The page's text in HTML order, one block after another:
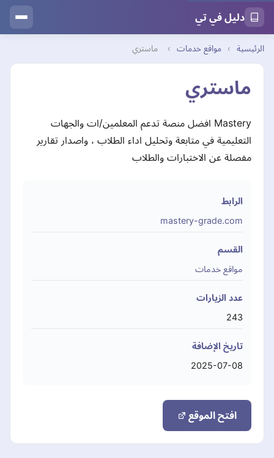
دليل في تي
الرئيسية › مواقع خدمات › ماستري
ماستري
Mastery افضل منصة تدعم المعلمين/ات والجهات
التعليمية في متابعة وتحليل اداء الطلاب ، واصدار تقارير
مفصلة عن الاختبارات والطلاب
الرابط
mastery-grade.com
القسم
مواقع خدمات
عدد الزيارات
243
تاريخ الإضافة
2025-07-08
افتح الموقع